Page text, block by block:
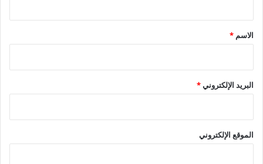
*
الاسم *
البريد الإلكتروني*
الموقع الإلكتروني